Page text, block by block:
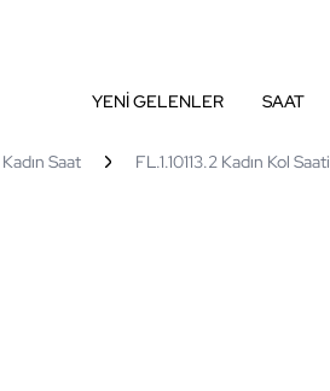
YENİ GELENLER SAAT
Kadın Saat FL.1.10113.2 Kadın Kol Saati